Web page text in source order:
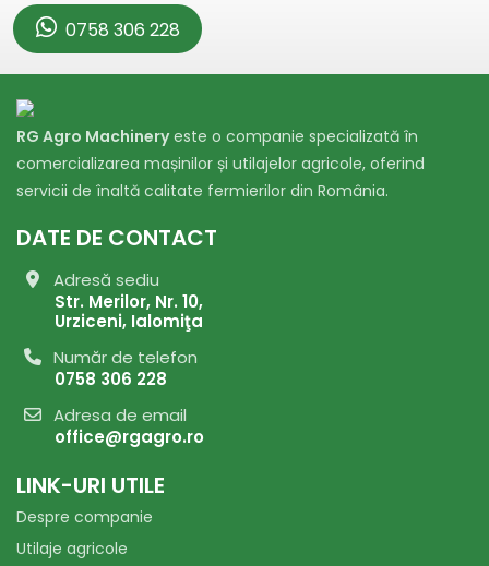
0758 306 228
RG Agro Machineryeste o companie specializată în
comercializarea mașinilor și utilajelor agricole, oferind
servicii de înaltă calitate fermierilor din România.
DATE DE CONTACT
Adresă sediu
Str. Merilor, Nr. 10,
Urziceni, Ialomiţa
Număr de telefon
0758 306 228
Adresa de email
office@rgagro.ro
LINK-URI UTILE
Despre companie
Utilaje agricole